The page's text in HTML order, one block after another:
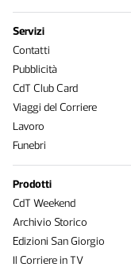
Servizi
Contatti
Pubblicità
CdT Club Card
Viaggi del Corriere
Lavoro
Funebri
Prodotti
CdT Weekend
Archivio Storico
Edizioni San Giorgio
Il Corriere in TV